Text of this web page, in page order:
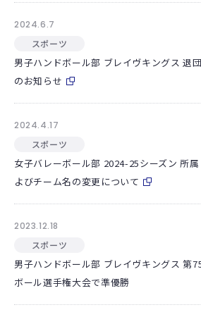
2024.6.7
スポーツ
男子ハンドボール部 ブレイヴキングス 退
のお知らせ
2024.4.17
スポーツ
女子バレーボール部 2024-25シーズン 所
よびチーム名の変更について
2023.12.18
スポーツ
男子ハンドボール部 ブレイヴキングス 第
ボール選手権大会で準優勝